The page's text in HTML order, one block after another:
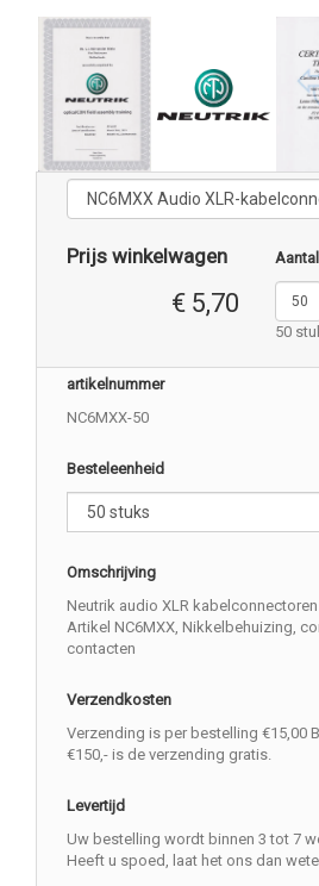
Prijs winkelwagen
€ 5,70
Aantal
50
artikelnummer
NC6MXX-50
Besteleenheid
Omschrijving
Neutrik audio XLR
Artikel NC6MXX, Nikkelbehuizing,
contacten
Verzendkosten
Verzending is per bestelling €15,00
€150,- is de verzending gratis.
Levertijd
Uw bestelling wordt binnen 3 tot 7
Heeft u spoed, laat het ons dan